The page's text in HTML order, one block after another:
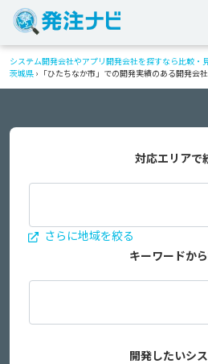
システム開発会社やアプリ開発会社を探すなら比較・
茨城県 › 「ひたちなか市」での開発実績のある開発会
対応エリアで
さらに地域を絞る
キーワードか
開発したいシ